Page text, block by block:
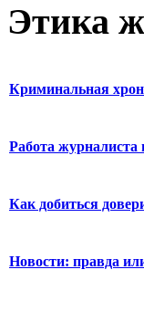
Этика
Криминальная
Работа журналиста
Как добиться
Новости: правда